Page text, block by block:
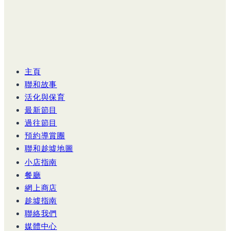
主頁
聯和故事
活化與保育
最新節目
過往節目
預約導賞團
聯和趁墟地圖
小店指南
餐廳
網上商店
趁墟指南
聯絡我們
媒體中心